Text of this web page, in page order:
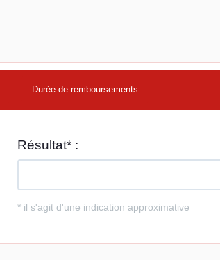
Durée de remboursements